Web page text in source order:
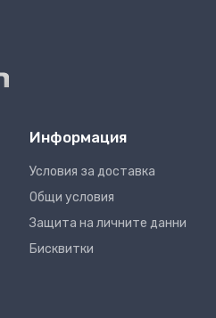
Информация
Условия за доставка
Общи условия
Защита на личните данни
Бисквитки